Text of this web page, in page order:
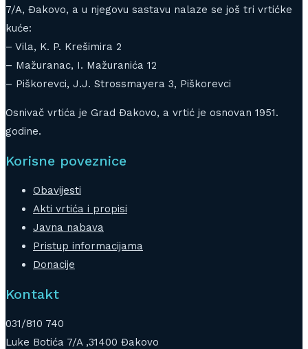
7/A, Đakovo, a u njegovu sastavu nalaze se još tri vrtićke
kuće:
– Vila, K. P. Krešimira 2
– Mažuranac, I. Mažuranića 12
– Piškorevci, J.J. Strossmayera 3, Piškorevci
Osnivač vrtića je Grad Đakovo, a vrtić je osnovan 1951.
godine.
Korisne poveznice
Obavijesti
Akti vrtića i propisi
Javna nabava
Pristup informacijama
Donacije
Kontakt
031/810 740
Luke Botića 7/A ,31400 Đakovo